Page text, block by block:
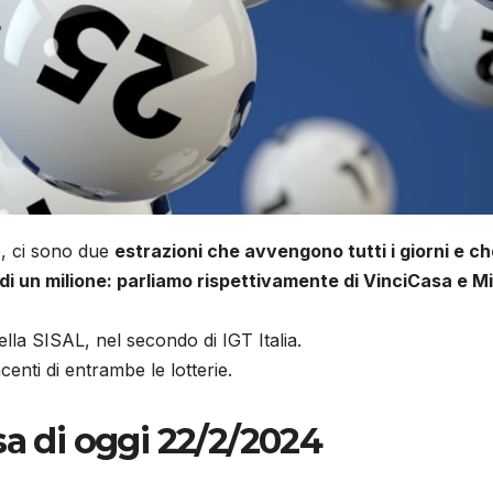
ci sono due estrazioni che avvengono tutti i giorni e
un milione: parliamo rispettivamente di VinciCasa e
SISAL, nel secondo di IGT Italia.
di entrambe le lotterie.
di oggi 22/2/2024